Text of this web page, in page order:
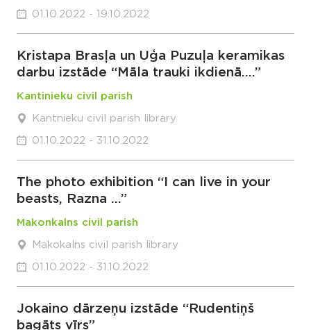
01.10.2022 - 19.10.2022
Kristapa Brasļa un Uģa Puzuļa keramikas
darbu izstāde “Māla trauki ikdienā….”
Kantinieku civil parish
Kantnieku civil parish library
01.10.2022 - 31.10.2022
The photo exhibition “I can live in your
beasts, Razna …”
Makonkalns civil parish
Makokalns civil parish library
01.10.2022 - 31.10.2022
Jokaino dārzeņu izstāde “Rudentiņš
bagāts vīrs”